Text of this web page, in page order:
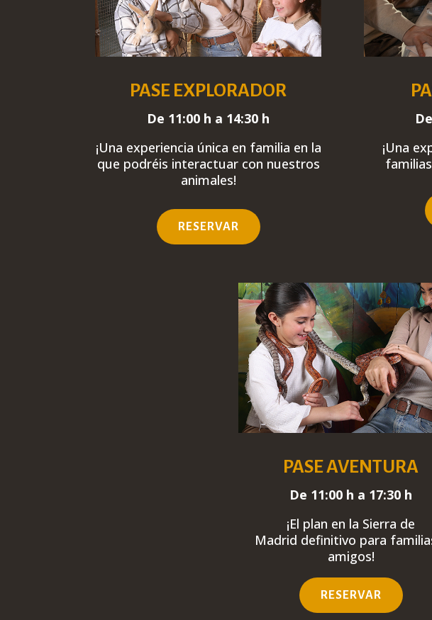
PASE EXPLORADOR
De 11:00 h a 14:30 h
¡Una experiencia única en familia en la
que podréis interactuar con nuestros
animales!
RESERVAR
¡Una
PASE AVENTURA
De 11:00 h a 17:30 h
¡El plan en la Sierra de
Madrid definitivo para
amigos!
RESERVAR